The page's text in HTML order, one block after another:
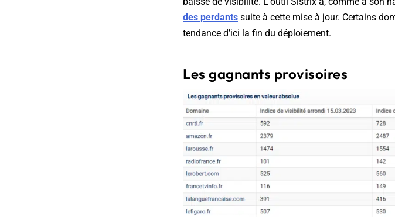
des perdants suite à cette mise à jour. Certains
tendance d’ici la fin du déploiement.
Les gagnants provisoires